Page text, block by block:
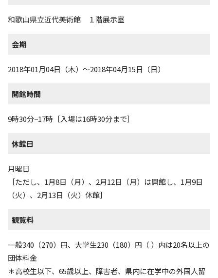
和歌山県立近代美術館 １階展示室
会期
2018年01月04日（木）～2018年04月15日（日）
開館時間
9時30分−17時［入場は16時30分まで］
休館日
月曜日
［ただし、1月8日（月）、2月12日（月）は開館し、1月9日
（火）、2月13日（火）休館］
観覧料
一般340（270）円、大学生230（180）円（ ）内は20名以上の
団体料金
＊高校生以下、65歳以上、障害者、県内に在学中の外国人留